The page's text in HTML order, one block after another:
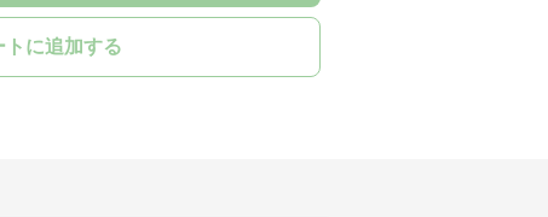
トに追加する